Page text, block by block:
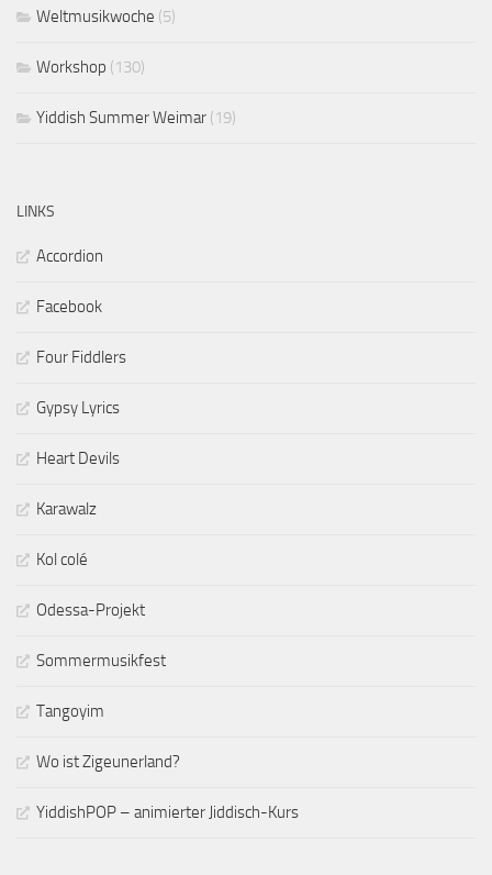
Weltmusikwoche (5)
Workshop (130)
Yiddish Summer Weimar (19)
LINKS
Accordion
Facebook
Four Fiddlers
Gypsy Lyrics
Heart Devils
Karawalz
Kol colé
Odessa-Projekt
Sommermusikfest
Tangoyim
Wo ist Zigeunerland?
YiddishPOP – animierter Jiddisch-Kurs